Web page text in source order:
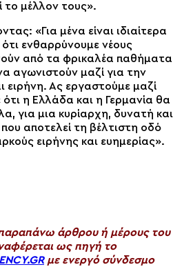
μέλλον τους».
«Για μένα είναι ιδιαίτερα
ενθαρρύνουμε νέους
από τα φρικαλέα παθήματα
αγωνιστούν μαζί για την
ειρήνη. Ας εργαστούμε μαζί
η Ελλάδα και η Γερμανία θα
για μια κυρίαρχη, δυνατή και
αποτελεί τη βέλτιστη οδό
ειρήνης και ευημερίας».
άρθρου ή μέρους του
ως πηγή το
με ενεργό σύνδεσμο